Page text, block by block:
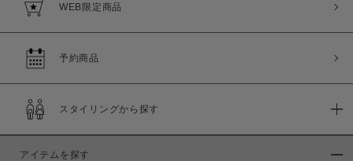
WEB限定商品
予約商品
スタイリングから探す
アイテムを探す